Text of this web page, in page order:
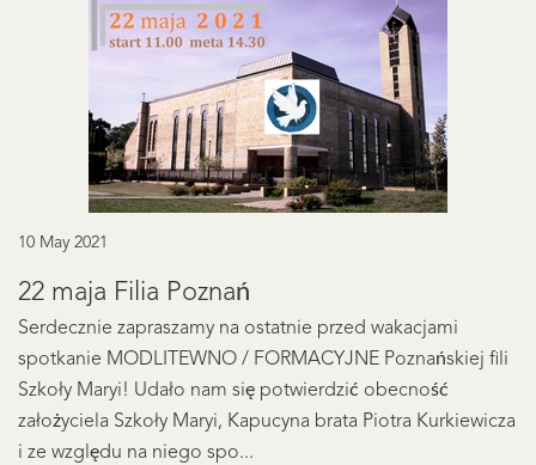
10 May 2021
22 maja Filia Poznań
Serdecznie zapraszamy na ostatnie przed wakacjami
spotkanie MODLITEWNO / FORMACYJNE Poznańskiej fili
Szkoły Maryi! Udało nam się potwierdzić obecność
założyciela Szkoły Maryi, Kapucyna brata Piotra Kurkiewicza
i ze względu na niego spo...